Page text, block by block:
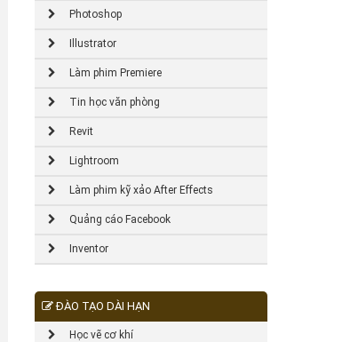
Photoshop
Illustrator
Làm phim Premiere
Tin học văn phòng
Revit
Lightroom
Làm phim kỹ xảo After Effects
Quảng cáo Facebook
Inventor
ĐÀO TẠO DÀI HẠN
Học vẽ cơ khí